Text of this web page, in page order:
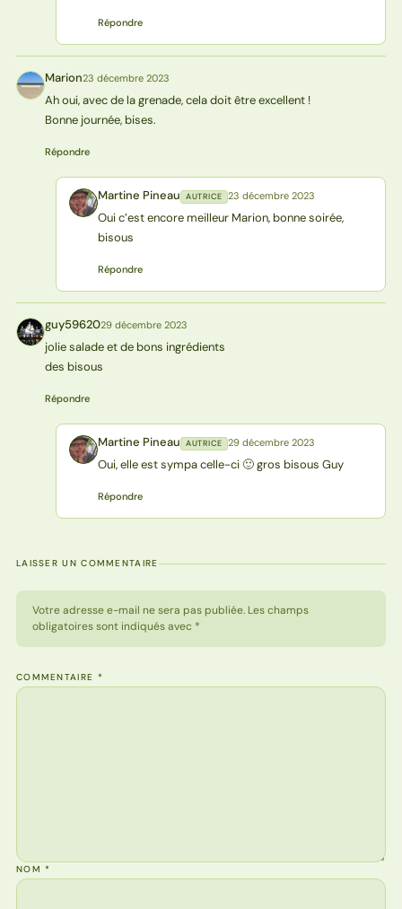
Répondre
M Marion23 décembre 2023
Ah oui, avec de la grenade, cela doit être excellent !
Bonne journée, bises.
Répondre
MP Martine Pineau AUTRICE 23 décembre 2023
Oui c’est encore meilleur Marion, bonne soirée,
bisous
Répondre
G guy5962029 décembre 2023
jolie salade et de bons ingrédients
des bisous
Répondre
MP Martine Pineau AUTRICE 29 décembre 2023
Oui, elle est sympa celle-ci 🙂 gros bisous Guy
Répondre
LAISSER UN COMMENTAIRE
Votre adresse e-mail ne sera pas publiée. Les champs
obligatoires sont indiqués avec *
COMMENTAIRE *
NOM*